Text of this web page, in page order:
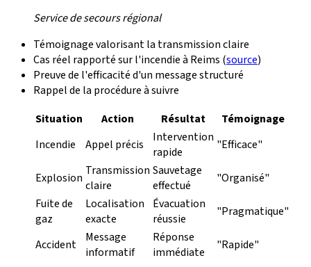
Service de secours régional
Témoignage valorisant la transmission claire
Cas réel rapporté sur l'incendie à Reims (source)
Preuve de l'efficacité d'un message structuré
Rappel de la procédure à suivre
Situation
Action Résultat
Témoignage
Incendie
Appel précis
Intervention
rapide
"Efficace"
Explosion Transmission
claire
Sauvetage
effectué
"Organisé"
Fuite de
gaz
Localisation
exacte
Évacuation
réussie
"Pragmatique"
Accident
Message
informatif
Réponse
immédiate
"Rapide"